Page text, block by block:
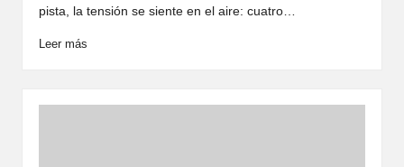
pista, la tensión se siente en el aire: cuatro…
Leer más